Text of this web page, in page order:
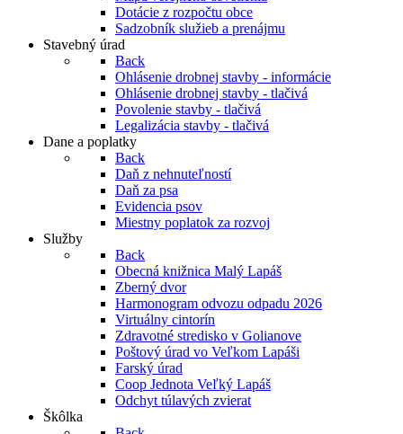
Dotácie z rozpočtu obce
Sadzobník služieb a prenájmu
Stavebný úrad
Back
Ohlásenie drobnej stavby - informácie
Ohlásenie drobnej stavby - tlačivá
Povolenie stavby - tlačivá
Legalizácia stavby - tlačivá
Dane a poplatky
Back
Daň z nehnuteľností
Daň za psa
Evidencia psov
Miestny poplatok za rozvoj
Služby
Back
Obecná knižnica Malý Lapáš
Zberný dvor
Harmonogram odvozu odpadu 2026
Virtuálny cintorín
Zdravotné stredisko v Golianove
Poštový úrad vo Veľkom Lapáši
Farský úrad
Coop Jednota Veľký Lapáš
Odchyt túlavých zvierat
Škôlka